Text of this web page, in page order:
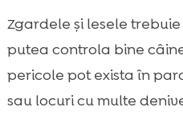
Zgardele și lesele
putea controla bine
pericole pot exista în
sau locuri cu multe